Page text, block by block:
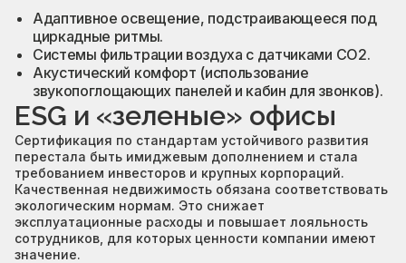
Адаптивное освещение, подстраивающееся под
циркадные ритмы.
Системы фильтрации воздуха с датчиками CO2.
Акустический комфорт (использование
звукопоглощающих панелей и кабин для звонков).
ESG и «зеленые» офисы
Сертификация по стандартам устойчивого развития
перестала быть имиджевым дополнением и стала
требованием инвесторов и крупных корпораций.
Качественная недвижимость обязана соответствовать
экологическим нормам. Это снижает
эксплуатационные расходы и повышает лояльность
сотрудников, для которых ценности компании имеют
значение.